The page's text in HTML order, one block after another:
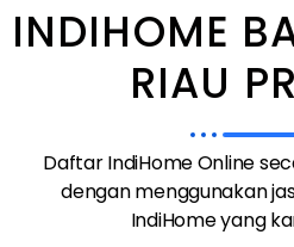
INDIHOME
RIAU
Daftar IndiHome Online
dengan menggunakan
IndiHome yang